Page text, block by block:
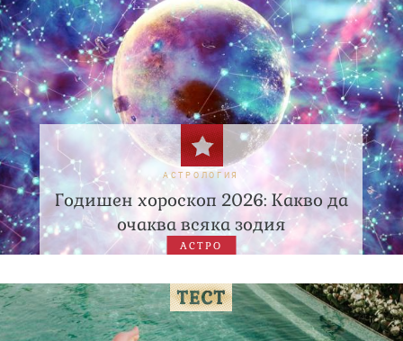
АСТРОЛОГИЯ
Годишен хороскоп 2026: Какво да
очаква всяка зодия
АСТРО